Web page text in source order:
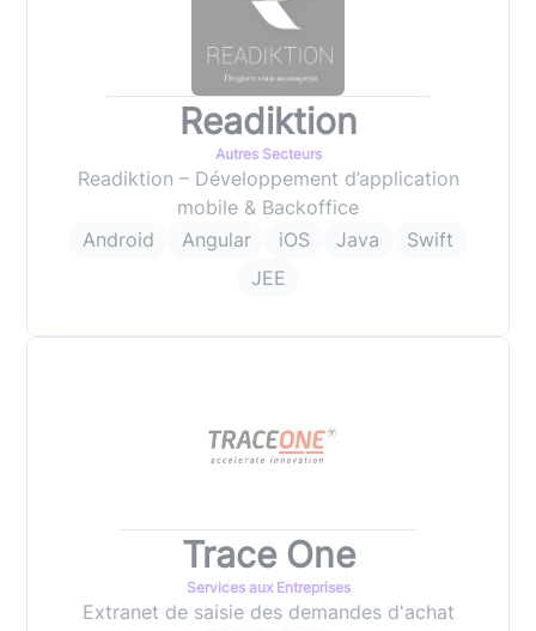
Readiktion
Autres Secteurs
Readiktion – Développement d’application
mobile & Backoffice
Android
Angular iOS Java
Swift
JEE
Trace One
Services aux Entreprises
Extranet de saisie des demandes d'achat